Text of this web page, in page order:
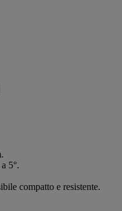
5°.
compatto e resistente.